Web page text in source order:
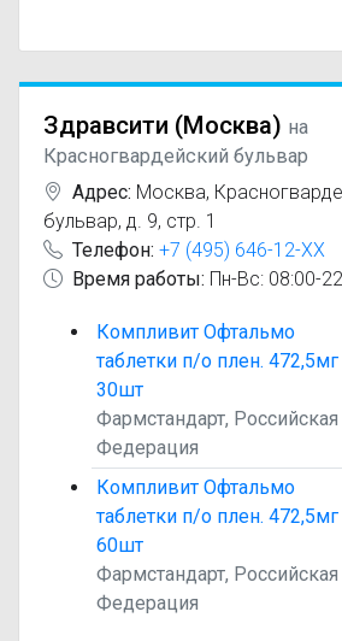
Здравсити (Москва) на
Красногвардейский бульвар
Адрес: Москва,
бульвар, д. 9, стр. 1
Телефон: +7 (495) 646-12-XX
Время работы: Пн-Вс: 08:00-
Компливит Офтальмо
таблетки п/о плен. 472,5мг
30шт
Фармстандарт, Российская
Федерация
Компливит Офтальмо
таблетки п/о плен. 472,5мг
60шт
Фармстандарт, Российская
Федерация